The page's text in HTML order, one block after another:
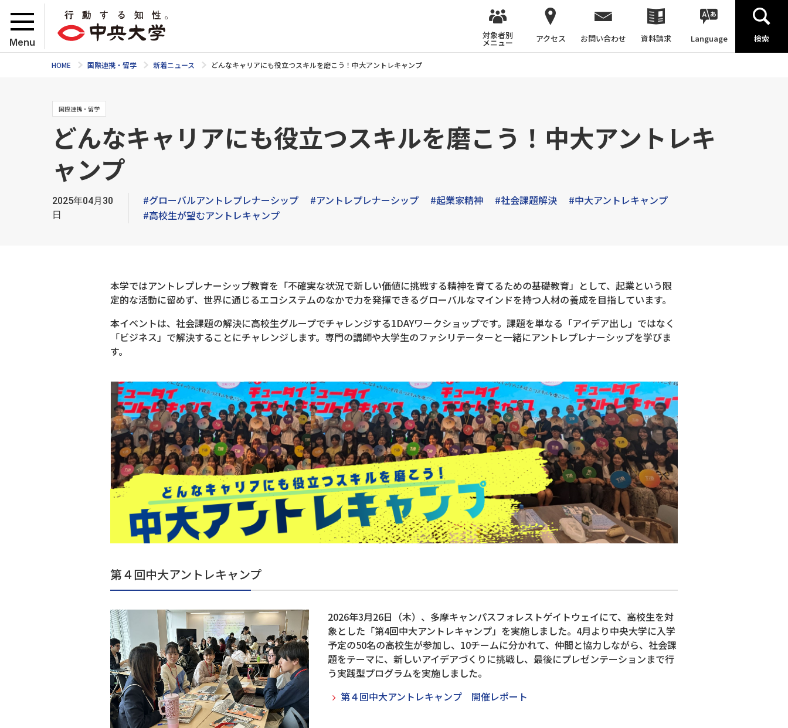
Menu
対象者別
メニュー アクセス お問い合わせ 資料請求 Language 検索
HOME 国際連携・留学 新着ニュース どんなキャリアにも役立つスキルを磨こう！中大アントレキャンプ
国際連携・留学
どんなキャリアにも役立つスキルを磨こう！中大アントレキ
ャンプ
2025年04月30
日
#グローバルアントレプレナーシップ #アントレプレナーシップ #起業家精神 #社会課題解決
#中大アントレキャンプ
#高校生が望むアントレキャンプ
本学ではアントレプレナーシップ教育を「不確実な状況で新しい価値に挑戦する精神を育てるための基礎教育」として、起業という限
定的な活動に留めず、世界に通じるエコシステムのなかで力を発揮できるグローバルなマインドを持つ人材の養成を目指しています。
本イベントは、社会課題の解決に高校生グループでチャレンジする1DAYワークショップです。課題を単なる「アイデア出し」ではなく
「ビジネス」で解決することにチャレンジします。専門の講師や大学生のファシリテーターと一緒にアントレプレナーシップを学びま
す。
第４回中大アントレキャンプ
2026年3月26日（木）、多摩キャンパスフォレストゲイトウェイにて、高校生を対
象とした「第4回中大アントレキャンプ」を実施しました。4月より中央大学に入学
予定の50名の高校生が参加し、10チームに分かれて、仲間と協力しながら、社会課
題をテーマに、新しいアイデアづくりに挑戦し、最後にプレゼンテーションまで行
う実践型プログラムを実施しました。
第４回中大アントレキャンプ 開催レポート